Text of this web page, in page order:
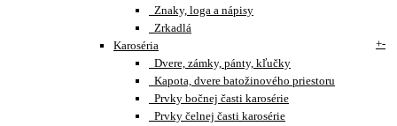
Znaky, loga a nápisy
Zrkadlá
Karoséria
+-
Dvere, zámky, pánty, kľučky
Kapota, dvere batožinového priestoru
Prvky bočnej časti karosérie
Prvky čelnej časti karosérie